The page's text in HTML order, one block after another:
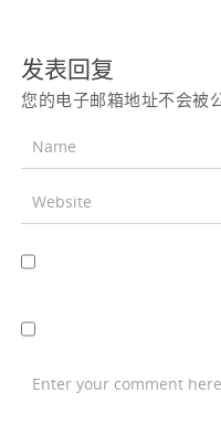
发表回复
您的电子邮箱地址不会被